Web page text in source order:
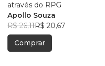
através do RPG
Apollo Souza
R$ 26,11R$ 20,67
Comprar